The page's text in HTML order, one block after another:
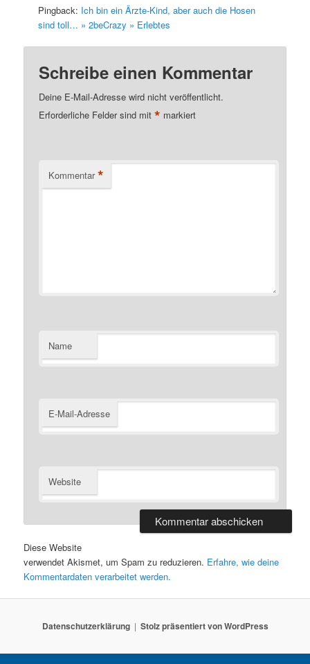
Pingback: Ich bin ein Ärzte-Kind, aber auch die Hosen
sind toll… » 2beCrazy » Erlebtes
Schreibe einen Kommentar
Deine E-Mail-Adresse wird nicht veröffentlicht.
Erforderliche Felder sind mit* markiert
Kommentar *
Name
E-Mail-Adresse
Website
Diese Website
verwendet Akismet, um Spam zu reduzieren. Erfahre, wie deine
Kommentardaten verarbeitet werden.
Datenschutzerklärung Stolz präsentiert von WordPress